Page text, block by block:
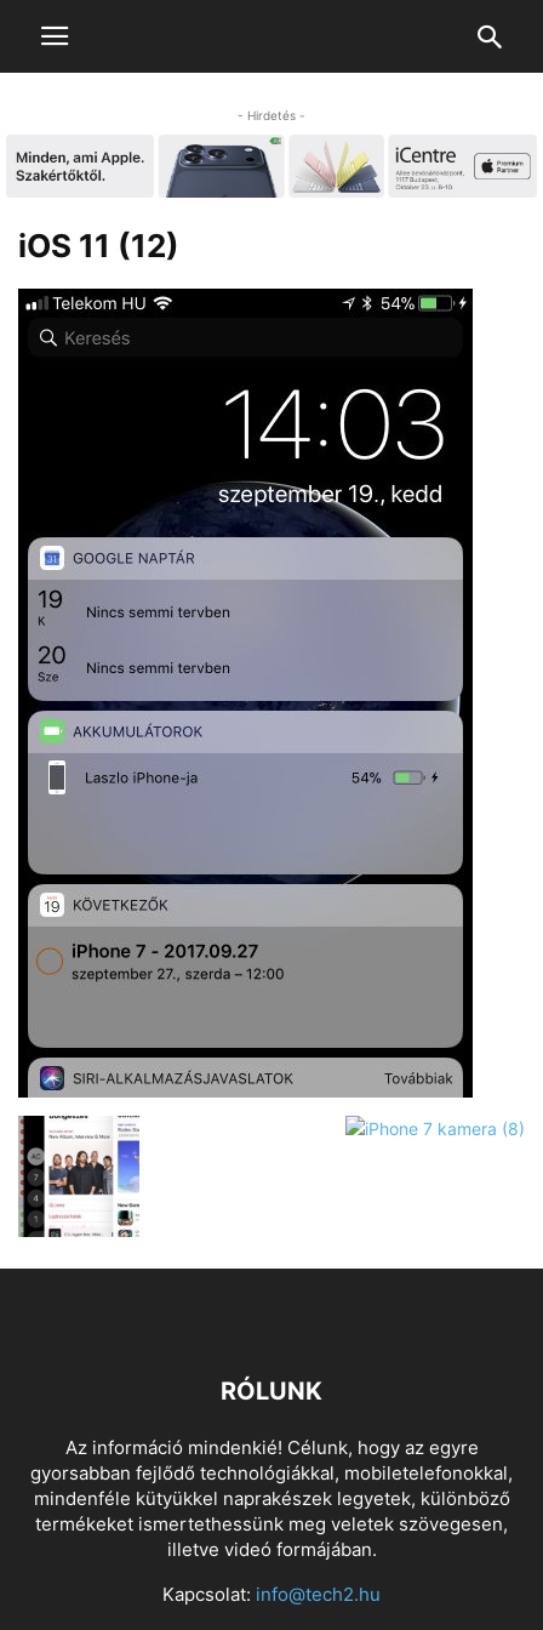
- Hirdetés -
iOS 11 (12)
RÓLUNK
Az információ mindenkié! Célunk, hogy az egyre
gyorsabban fejlődő technológiákkal, mobiletelefonokkal,
mindenféle kütyükkel naprakészek legyetek, különböző
termékeket ismertethessünk meg veletek szövegesen,
illetve videó formájában.
Kapcsolat: info@tech2.hu